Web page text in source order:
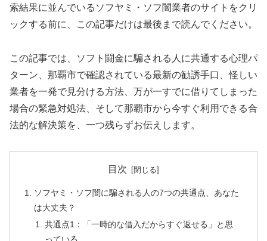
索結果に並んでいるソフヤミ・ソフ闇業者のサイトをクリ
ックする前に、この記事だけは最後まで読んでください。
この記事では、ソフト闘金に騙される人に共通する心理パ
ターン、那覇市で確認されている最新の勧誘手口、怪しい
業者を一発で見分ける方法、万が一すでに借りてしまった
場合の緊急対処法、そして那覇市から今すぐ利用できる合
法的な解決策を、一つ残らずお伝えします。
目次
ソフヤミ・ソフ闇に騙される人の7つの共通点、あなた
は大丈夫？
共通点1：「一時的な借入だからすぐ返せる」と思